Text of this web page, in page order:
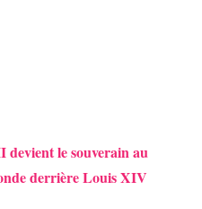
le souverain au
derrière Louis XIV